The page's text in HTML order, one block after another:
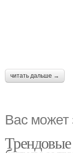
читать дальше →
Вас может